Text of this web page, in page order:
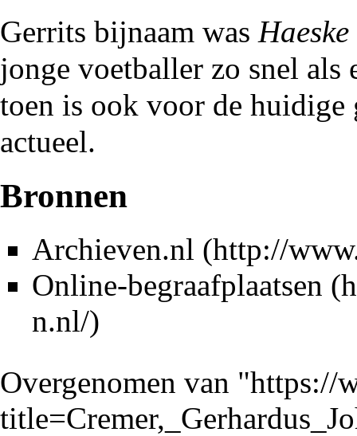
Gerrits bijnaam was
jonge voetballer zo snel als
toen is ook voor de huidige
actueel.
Bronnen
Archieven.nl
Online-begraafplaatsen
Overgenomen van "https://